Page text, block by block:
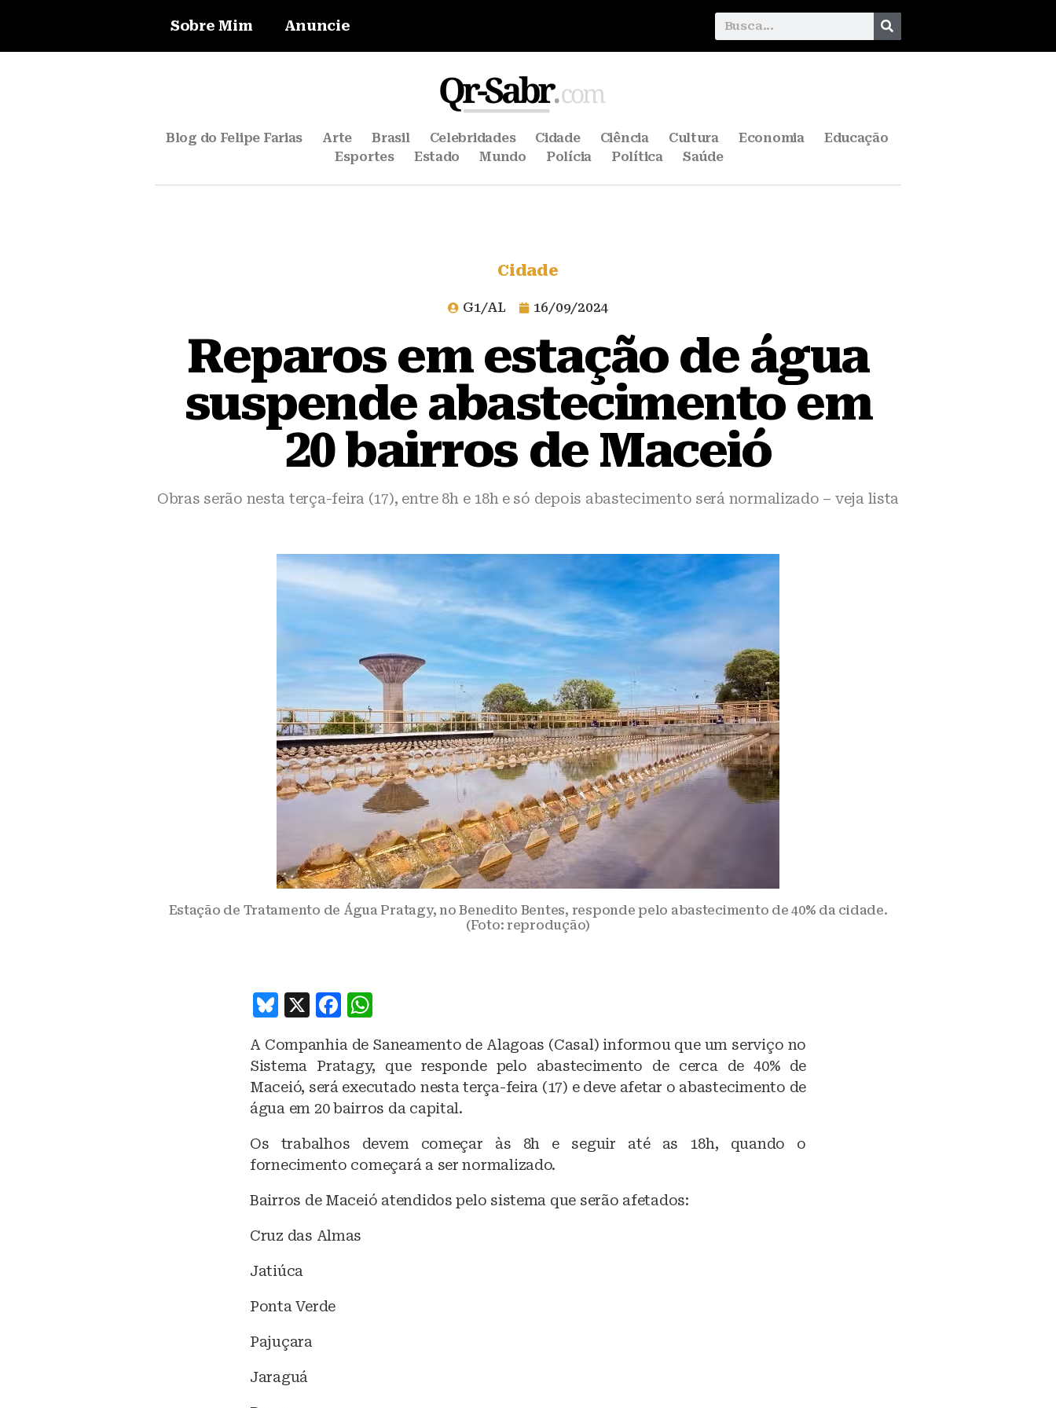
Sobre Mim Anuncie
Blog do Felipe Farias Arte Brasil Celebridades Cidade Ciência Cultura Economia
Educação
Esportes
Estado Mundo Polícia Política Saúde
Cidade
G1/AL 16/09/2024
Reparos em estação de água
suspende abastecimento em
20 bairros de Maceió
Obras serão nesta terça-feira (17), entre 8h e 18h e só depois abastecimento será normalizado – veja lista
Estação de Tratamento de Água Pratagy, no Benedito Bentes, responde pelo abastecimento de 40% da cidade.
(Foto: reprodução)
B
e
s
k
y
X
F
c
e
b
o
at
s
A
p
A Companhia de Saneamento de Alagoas (Casal) informou que um serviço no
Sistema Pratagy, que responde pelo abastecimento de cerca de 40% de
Maceió, será executado nesta terça-feira (17) e deve afetar o abastecimento de
água em 20 bairros da capital.
Os trabalhos devem começar às 8h e seguir até as 18h, quando o
fornecimento começará a ser normalizado.
Bairros de Maceió atendidos pelo sistema que serão afetados:
Cruz das Almas
Jatiúca
Ponta Verde
Pajuçara
Jaraguá